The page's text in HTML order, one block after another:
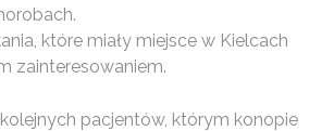
które miały miejsce w Kielcach
zainteresowaniem.
pacjentów, którym konopie